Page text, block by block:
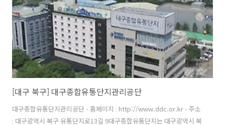
녀, 혹은 연인 등의 방문이 많다. 대구 지하철 1호선 중앙로역 3번 출구에
서 600m 거리에 ..
[대구 북구] 대구종합유통단지관리공단
대구종합유통단지관리공단 - 홈페이지 : http://www.ddc.or.kr - 주소
: 대구광역시 북구 유통단지로13길 9대구종합유통단지는 대구광역시 북